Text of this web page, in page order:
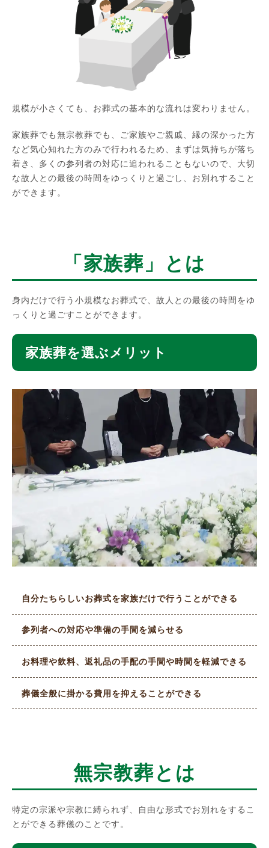
規模が小さくても、お葬式の基本的な流れは変わりません。
家族葬でも無宗教葬でも、ご家族やご親戚、縁の深かった方
など気心知れた方のみで行われるため、まずは気持ちが落ち
着き、多くの参列者の対応に追われることもないので、大切
な故人との最後の時間をゆっくりと過ごし、お別れすること
ができます。
「家族葬」とは
身内だけで行う小規模なお葬式で、故人との最後の時間をゆ
っくりと過ごすことができます。
家族葬を選ぶメリット
自分たちらしいお葬式を家族だけで行うことができる
参列者への対応や準備の手間を減らせる
お料理や飲料、返礼品の手配の手間や時間を軽減できる
葬儀全般に掛かる費用を抑えることができる
無宗教葬とは
特定の宗派や宗教に縛られず、自由な形式でお別れをするこ
とができる葬儀のことです。